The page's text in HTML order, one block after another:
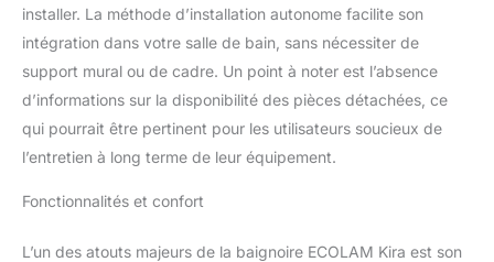
installer. La méthode d’installation autonome facilite son
intégration dans votre salle de bain, sans nécessiter de
support mural ou de cadre. Un point à noter est l’absence
d’informations sur la disponibilité des pièces détachées, ce
qui pourrait être pertinent pour les utilisateurs soucieux de
l’entretien à long terme de leur équipement.
Fonctionnalités et confort
L’un des atouts majeurs de la baignoire ECOLAM Kira est son